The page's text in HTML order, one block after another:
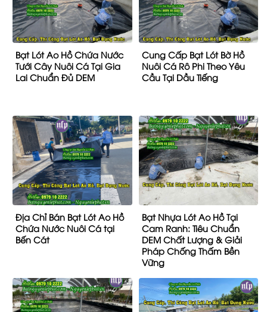
Bạt Lót Ao Hồ Chứa Nước
Tưới Cây Nuôi Cá Tại Gia
Lai Chuẩn Đủ DEM
Cung Cấp Bạt Lót Bờ Hồ
Nuôi Cá Rô Phi Theo Yêu
Cầu Tại Dầu Tiếng
Địa Chỉ Bán Bạt Lót Ao Hồ
Chứa Nước Nuôi Cá tại
Bến Cát
Bạt Nhựa Lót Ao Hồ Tại
Cam Ranh: Tiêu Chuẩn
DEM Chất Lượng & Giải
Pháp Chống Thấm Bền
Vững